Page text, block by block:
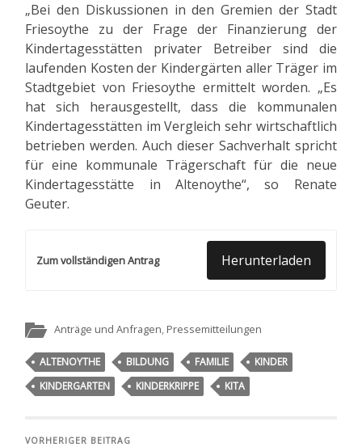
„Bei den Diskussionen in den Gremien der Stadt
Friesoythe zu der Frage der Finanzierung der
Kindertagesstätten privater Betreiber sind die
laufenden Kosten der Kindergärten aller Träger im
Stadtgebiet von Friesoythe ermittelt worden. „Es
hat sich herausgestellt, dass die kommunalen
Kindertagesstätten im Vergleich sehr wirtschaftlich
betrieben werden. Auch dieser Sachverhalt spricht
für eine kommunale Trägerschaft für die neue
Kindertagesstätte in Altenoythe“, so Renate
Geuter.
Zum vollständigen Antrag Herunterladen
Anträge und Anfragen, Pressemitteilungen
ALTENOYTHE BILDUNG FAMILIE
KINDER
KINDERGARTEN
KINDERKRIPPE KITA
VORHERIGER BEITRAG